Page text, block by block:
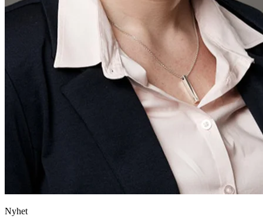
Nyhet